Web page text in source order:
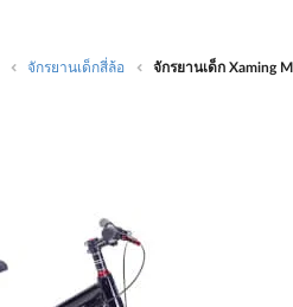
จักรยานเด็กสี่ล้อ จักรยานเด็ก Xaming